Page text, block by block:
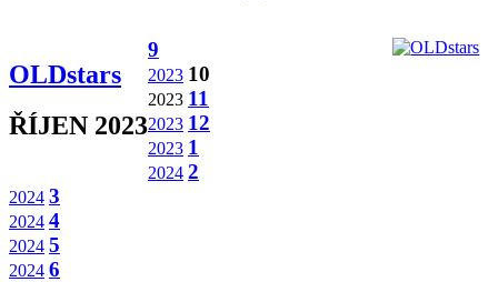
OLDstars
ŘÍJEN 2023
9
2023 10
2023 11
2023 12
2023 1
2024 2
2024 3
2024 4
2024 5
2024 6